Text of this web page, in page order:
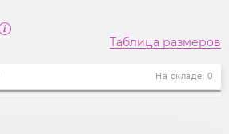
Таблица размеров
На складе: 0